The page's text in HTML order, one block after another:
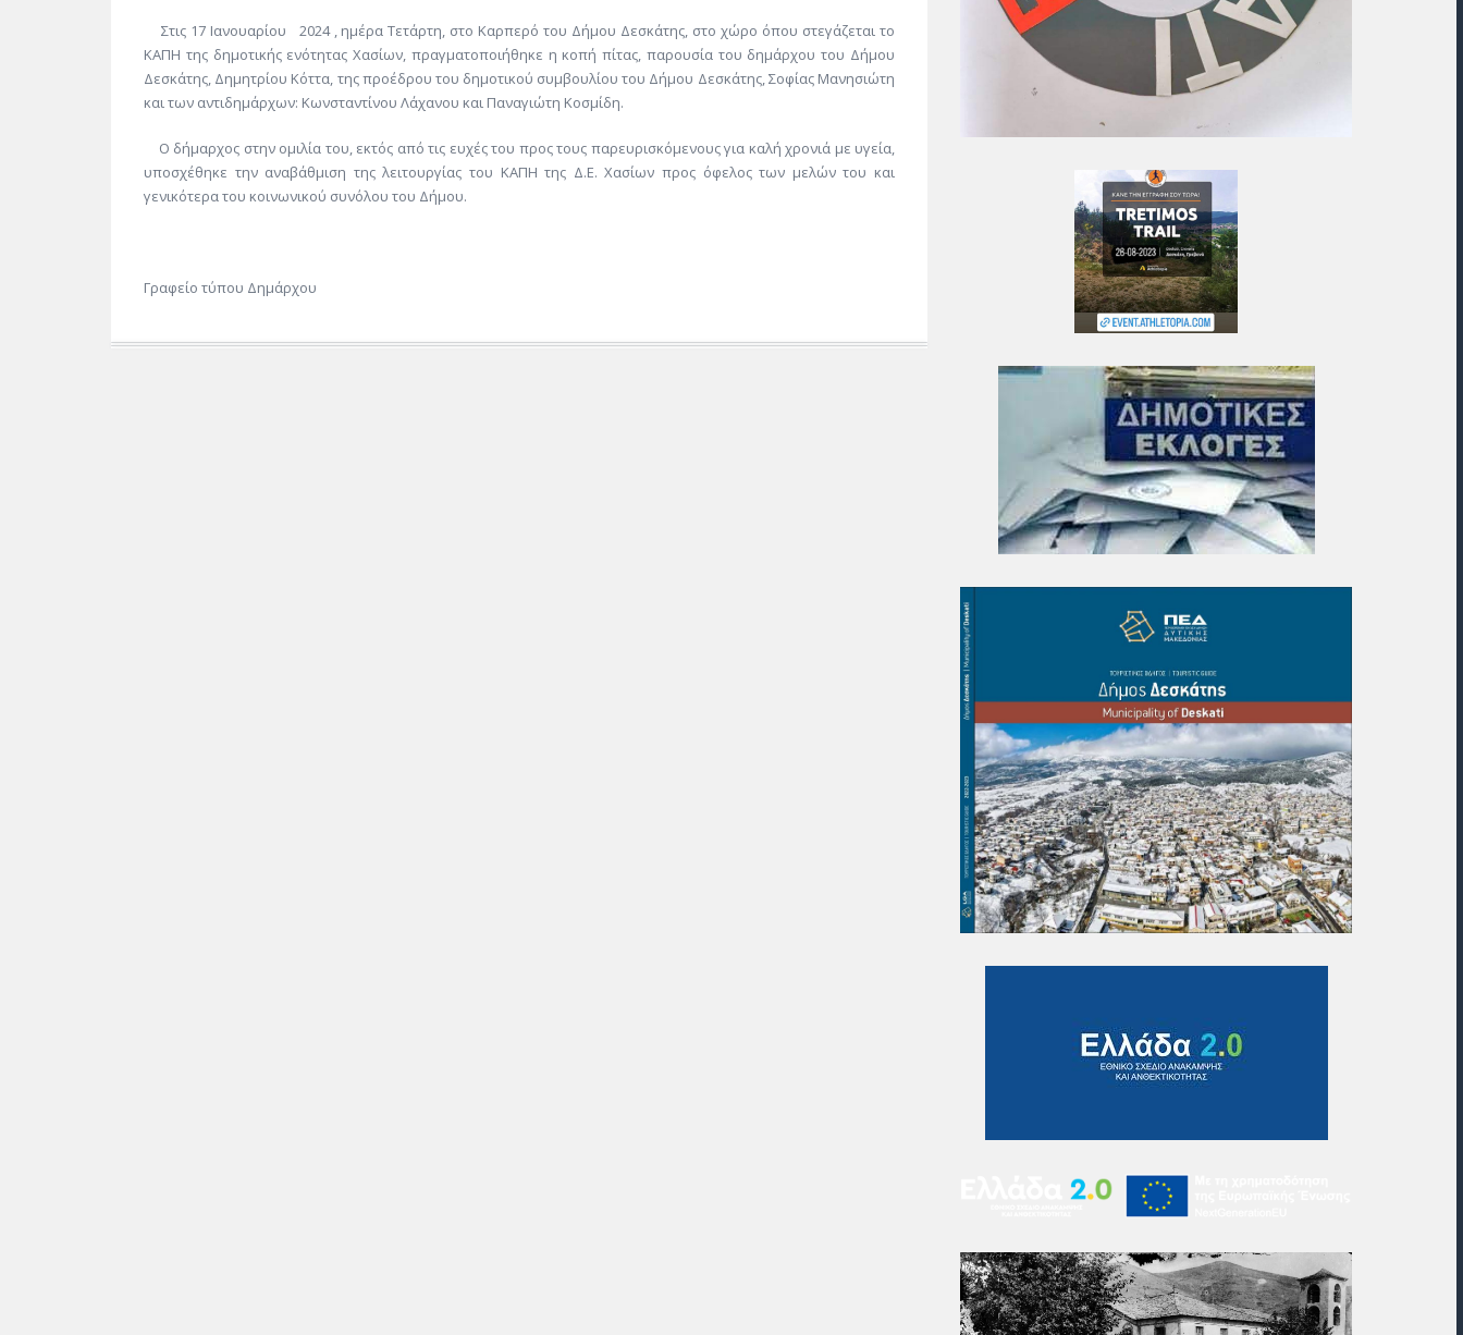
Στις 17 Ιανουαρίου 2024 , ημέρα Τετάρτη, στο Καρπερό του Δήμου Δεσκάτης, στο χώρο όπου στεγάζεται το
ΚΑΠΗ της δημοτικής ενότητας Χασίων, πραγματοποιήθηκε η κοπή πίτας, παρουσία του δημάρχου του Δήμου
Δεσκάτης, Δημητρίου Κόττα, της προέδρου του δημοτικού συμβουλίου του Δήμου Δεσκάτης, Σοφίας Μανησιώτη
και των αντιδημάρχων: Κωνσταντίνου Λάχανου και Παναγιώτη Κοσμίδη.
Ο δήμαρχος στην ομιλία του, εκτός από τις ευχές του προς τους παρευρισκόμενους για καλή χρονιά με υγεία,
υποσχέθηκε την αναβάθμιση της λειτουργίας του ΚΑΠΗ της Δ.Ε. Χασίων προς όφελος των μελών του και
γενικότερα του κοινωνικού συνόλου του Δήμου.
Γραφείο τύπου Δημάρχου